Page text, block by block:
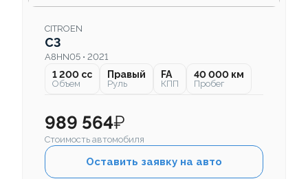
CITROEN
C3
A8HN05 • 2021
1 200 cc
Объем
Правый
Руль
FA
КПП
40 000 км
Пробег
989 564₽
Стоимость автомобиля
Оставить заявку на авто